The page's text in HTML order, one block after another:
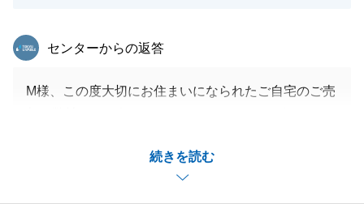
続きを読む
東急リバブル
センターからの返答
M様、この度大切にお住まいになられたご自宅のご売
多大なるご尽力をいただき、無事買主様を見つけるこ
今後お困りごと等ございましたら何なりとお申し付け